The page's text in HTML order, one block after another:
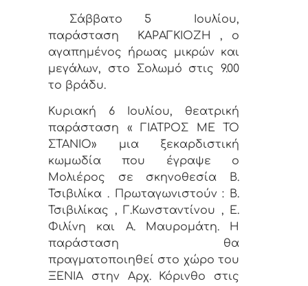
Σάββατο 5
Ιουλίου,
παράσταση
ΚΑΡΑΓΚΙΟΖΗ , ο
αγαπημένος ήρωας μικρών και
μεγάλων, στο Σολωμό στις 9.00
το βράδυ.
Κυριακή 6 Ιουλίου, θεατρική
παράσταση « ΓΙΑΤΡΟΣ ΜΕ ΤΟ
ΣΤΑΝΙΟ» μια ξεκαρδιστική
κωμωδία που έγραψε ο
Μολιέρος σε σκηνοθεσία Β.
Τσιβιλίκα . Πρωταγωνιστούν : Β.
Τσιβιλίκας , Γ.Κωνσταντίνου , Ε.
Φιλίνη και Α. Μαυρομάτη. Η
παράσταση θα
πραγματοποιηθεί στο χώρο του
ΞΕΝΙΑ στην Αρχ. Κόρινθο στις